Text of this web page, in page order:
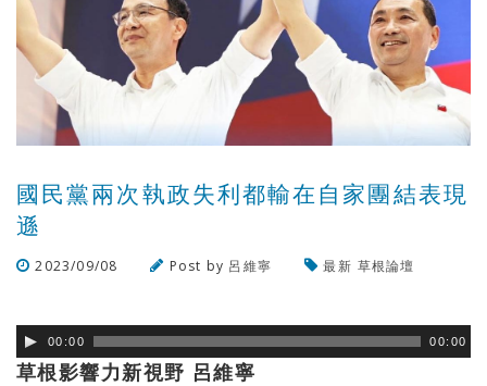
國民黨兩次執政失利都輸在自家團結表現
遜
2023/09/08 Post by 呂維寧 最新 草根論壇
00:00 00:00
草根影響力新視野 呂維寧